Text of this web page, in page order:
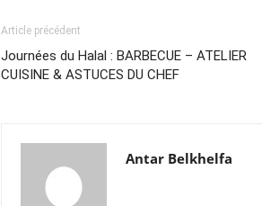
Article précédent
Journées du Halal : BARBECUE – ATELIER
CUISINE & ASTUCES DU CHEF
Antar Belkhelfa